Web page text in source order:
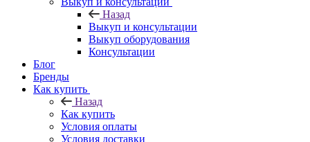
Назад
Выкуп и консультации
Выкуп оборудования
Консультации
Блог
Бренды
Как купить
Назад
Как купить
Условия оплаты
Условия доставки